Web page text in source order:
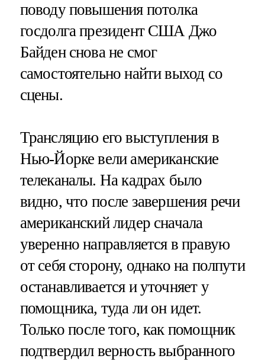
поводу повышения потолка
госдолга президент США Джо
Байден снова не смог
самостоятельно найти выход со
сцены.
Трансляцию его выступления в
Нью-Йорке вели американские
телеканалы. На кадрах было
видно, что после завершения речи
американский лидер сначала
уверенно направляется в правую
от себя сторону, однако на полпути
останавливается и уточняет у
помощника, туда ли он идет.
Только после того, как помощник
подтвердил верность выбранного